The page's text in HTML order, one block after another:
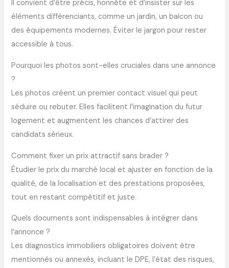
Il convient d’être précis, honnête et d’insister sur les
éléments différenciants, comme un jardin, un balcon ou
des équipements modernes. Éviter le jargon pour rester
accessible à tous.
Pourquoi les photos sont-elles cruciales dans une annonce
?
Les photos créent un premier contact visuel qui peut
séduire ou rebuter. Elles facilitent l’imagination du futur
logement et augmentent les chances d’attirer des
candidats sérieux.
Comment fixer un prix attractif sans brader ?
Étudier le prix du marché local et ajuster en fonction de la
qualité, de la localisation et des prestations proposées,
tout en restant compétitif et juste.
Quels documents sont indispensables à intégrer dans
l’annonce ?
Les diagnostics immobiliers obligatoires doivent être
mentionnés ou annexés, incluant le DPE, l’état des risques,